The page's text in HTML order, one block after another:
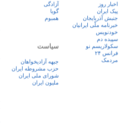
اخبار روز
پيک ايران
جنبش آذربایجان
خبرنامه ملّی ایرانیان
خودنویس
سپیده دم
سکولاریسم نو
فرانس ۲۴
مردمک
آزادگی
گویا
همبوم
سیاست
جبهه آزادیخواهان
حزب مشروطه ایران
شورای ملی ایران
ملیون ایران